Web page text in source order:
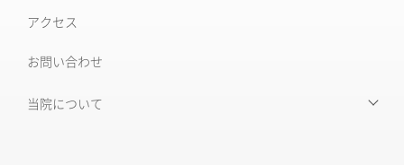
ニキビ治療専門外来
肝斑改善集中プラン
HARG＋療法
アクセス
お問い合わせ
当院について